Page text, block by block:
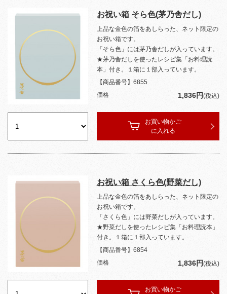
お祝い箱 そら色(茅乃舎だし)
上品な金色の箔をあしらった、ネット限定の
お祝い箱です。
「そら色」には茅乃舎だしが入っています。
★茅乃舎だしを使ったレシピ集「お料理読
本」付き。１箱に１部入っています。
【商品番号】 6855
価格
1,836円(税込)
お買い物かご
に入れる
お祝い箱 さくら色(野菜だし)
上品な金色の箔をあしらった、ネット限定の
お祝い箱です。
「さくら色」には野菜だしが入っています。
★野菜だしを使ったレシピ集「お料理読本」
付き。１箱に１部入っています。
【商品番号】 6854
価格
1,836円(税込)
お買い物かご